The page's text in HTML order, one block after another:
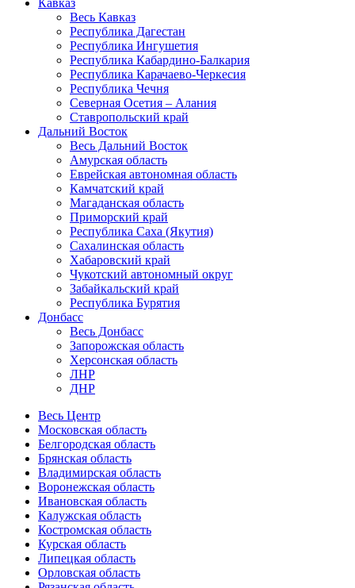
Кавказ
Весь Кавказ
Республика Дагестан
Республика Ингушетия
Республика Кабардино-Балкария
Республика Карачаево-Черкесия
Республика Чечня
Северная Осетия – Алания
Ставропольский край
Дальний Восток
Весь Дальний Восток
Амурская область
Еврейская автономная область
Камчатский край
Магаданская область
Приморский край
Республика Саха (Якутия)
Сахалинская область
Хабаровский край
Чукотский автономный округ
Забайкальский край
Республика Бурятия
Донбасс
Весь Донбасс
Запорожская область
Херсонская область
ЛНР
ДНР
Весь Центр
Московская область
Белгородская область
Брянская область
Владимирская область
Воронежская область
Ивановская область
Калужская область
Костромская область
Курская область
Липецкая область
Орловская область